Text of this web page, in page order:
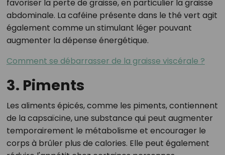
favoriser la perte de graisse, en particulier la graisse
abdominale. La caféine présente dans le thé vert agit
également comme un stimulant léger pouvant
augmenter la dépense énergétique.
Comment se débarrasser de la graisse viscérale ?
3. Piments
Les aliments épicés, comme les piments, contiennent
de la capsaïcine, une substance qui peut augmenter
temporairement le métabolisme et encourager le
corps à brûler plus de calories. Elle peut également